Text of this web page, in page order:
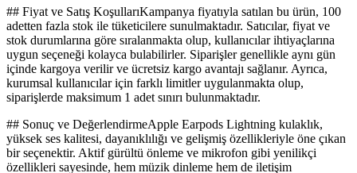
## Fiyat ve Satış KoşullarıKampanya fiyatıyla satılan bu ürün, 100
adetten fazla stok ile tüketicilere sunulmaktadır. Satıcılar, fiyat ve
stok durumlarına göre sıralanmakta olup, kullanıcılar ihtiyaçlarına
uygun seçeneği kolayca bulabilirler. Siparişler genellikle aynı gün
içinde kargoya verilir ve ücretsiz kargo avantajı sağlanır. Ayrıca,
kurumsal kullanıcılar için farklı limitler uygulanmakta olup,
siparişlerde maksimum 1 adet sınırı bulunmaktadır.
## Sonuç ve DeğerlendirmeApple Earpods Lightning kulaklık,
yüksek ses kalitesi, dayanıklılığı ve gelişmiş özellikleriyle öne çıkan
bir seçenektir. Aktif gürültü önleme ve mikrofon gibi yenilikçi
özellikleri sayesinde, hem müzik dinleme hem de iletişim